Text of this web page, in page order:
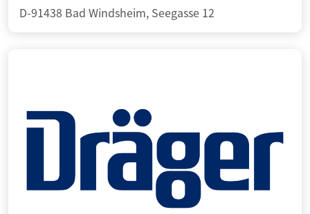
D-91438 Bad Windsheim, Seegasse 12